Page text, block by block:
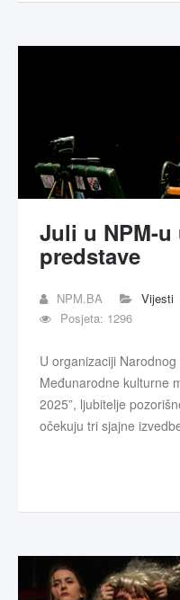
Juli u NPM-
predstave
NPM.BA Vijesti
Posjeta: 1296
U organizaciji
Međunarodne kulturne
2025”, ljubitelje
očekuju tri sjajne